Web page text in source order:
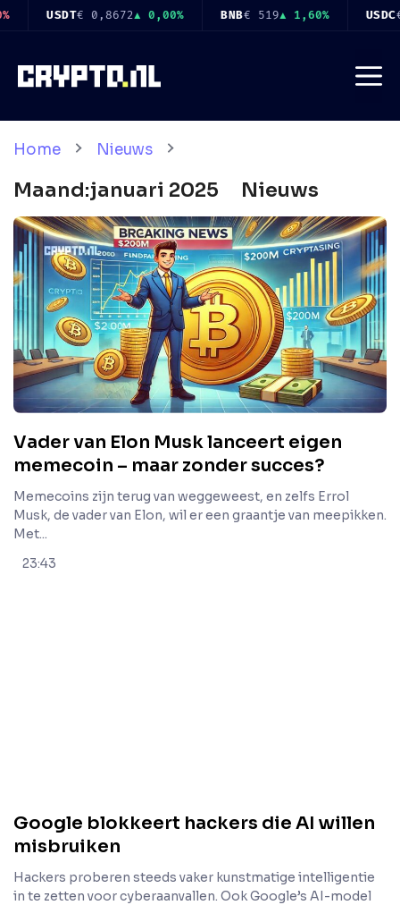
Ga
inhoud
BNB€ 519 ▲ 1,60% USDC € 0,8676 ▲ 0,00% XRP€
Home Nieuws
Maand:januari 2025 Nieuws
Vader van Elon Musk lanceert eigen
memecoin – maar zonder succes?
Memecoins zijn terug van weggeweest, en zelfs Errol
Musk, de vader van Elon, wil er een graantje van meepikken.
Met...
23:43
Google blokkeert hackers die AI willen
misbruiken
Hackers proberen steeds vaker kunstmatige intelligentie
in te zetten voor cyberaanvallen. Ook Google’s AI-model